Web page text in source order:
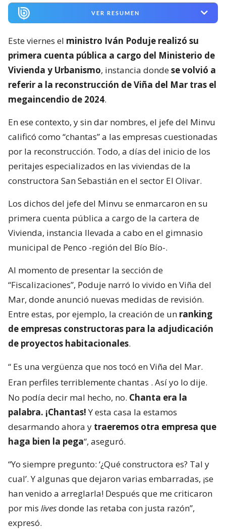
VER RESUMEN
Este viernes el ministro Iván Poduje realizó su
primera cuenta pública a cargo del Ministerio de
Vivienda y Urbanismo, instancia dondese volvió a
referir a la reconstrucción de Viña del Mar tras el
megaincendio de 2024.
En ese contexto, y sin dar nombres, el jefe del Minvu
calificó como “chantas” a las empresas cuestionadas
por la reconstrucción. Todo, a días del inicio de los
peritajes especializados en las viviendas de la
constructora San Sebastián en el sector El Olivar.
Los dichos del jefe del Minvu se enmarcaron en su
primera cuenta pública a cargo de la cartera de
Vivienda, instancia llevada a cabo en el gimnasio
municipal de Penco -región del Bío Bío-.
Al momento de presentar la sección de
“Fiscalizaciones”, Poduje narró lo vivido en Viña del
Mar, donde anunció nuevas medidas de revisión.
Entre estas, por ejemplo, la creación de un ranking
de empresas constructoras para la adjudicación
de proyectos habitacionales.
“ Es una vergüenza que nos tocó en Viña del Mar.
Eran perfiles terriblemente chantas . Así yo lo dije.
No podía decir mal hecho, no. Chanta era la
palabra. ¡Chantas!Y esta casa la estamos
desarmando ahora y traeremos otra empresa que
haga bien la pega“, aseguró.
“Yo siempre pregunto: ‘¿Qué constructora es? Tal y
cual’. Y algunas que dejaron varias embarradas, ¡se
han venido a arreglarla! Después que me criticaron
por mis livesdonde las retaba con justa razón”,
expresó.